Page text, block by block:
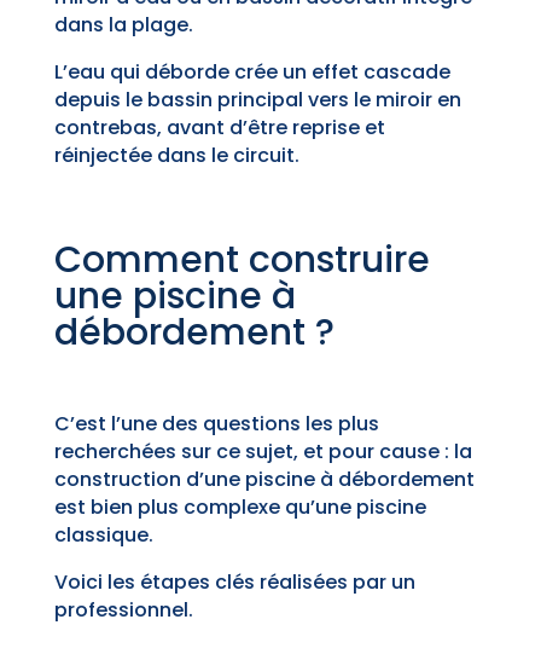
dans la plage.
L’eau qui déborde crée un effet cascade
depuis le bassin principal vers le miroir en
contrebas, avant d’être reprise et
réinjectée dans le circuit.
Comment construire
une piscine à
débordement ?
C’est l’une des questions les plus
recherchées sur ce sujet, et pour cause : la
construction d’une piscine à débordement
est bien plus complexe qu’une piscine
classique.
Voici les étapes clés réalisées par un
professionnel.